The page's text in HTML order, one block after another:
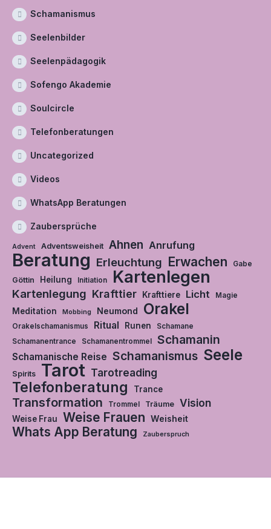
Schamanismus
Seelenbilder
Seelenpädagogik
Sofengo Akademie
Soulcircle
Telefonberatungen
Uncategorized
Videos
WhatsApp Beratungen
Zaubersprüche
Advent Adventsweisheit Ahnen Anrufung
Beratung Erleuchtung Erwachen Gabe
Göttin Heilung Initiation Kartenlegen
Kartenlegung Krafttier Krafttiere Licht Magie
Meditation Mobbing Neumond Orakel
Orakelschamanismus Ritual Runen
Schamane
Schamanentrance
Schamanentrommel Schamanin
Schamanische Reise Schamanismus Seele
Spirits Tarot Tarotreading
Telefonberatung Trance
Transformation Trommel Träume Vision
Weise Frau Weise Frauen Weisheit
Whats App Beratung Zauberspruch